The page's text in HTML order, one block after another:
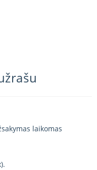
laikomas